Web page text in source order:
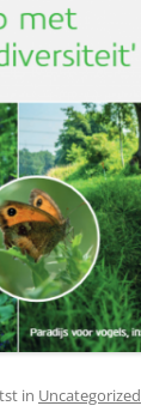
in Uncategorized